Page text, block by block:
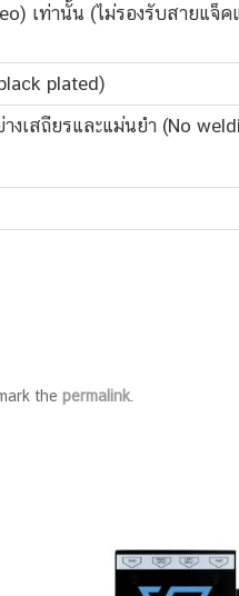
เท่านั้น (ไม่รองรับสายแจ็
plated)
เสถียรและแม่นยำ (No
the permalink